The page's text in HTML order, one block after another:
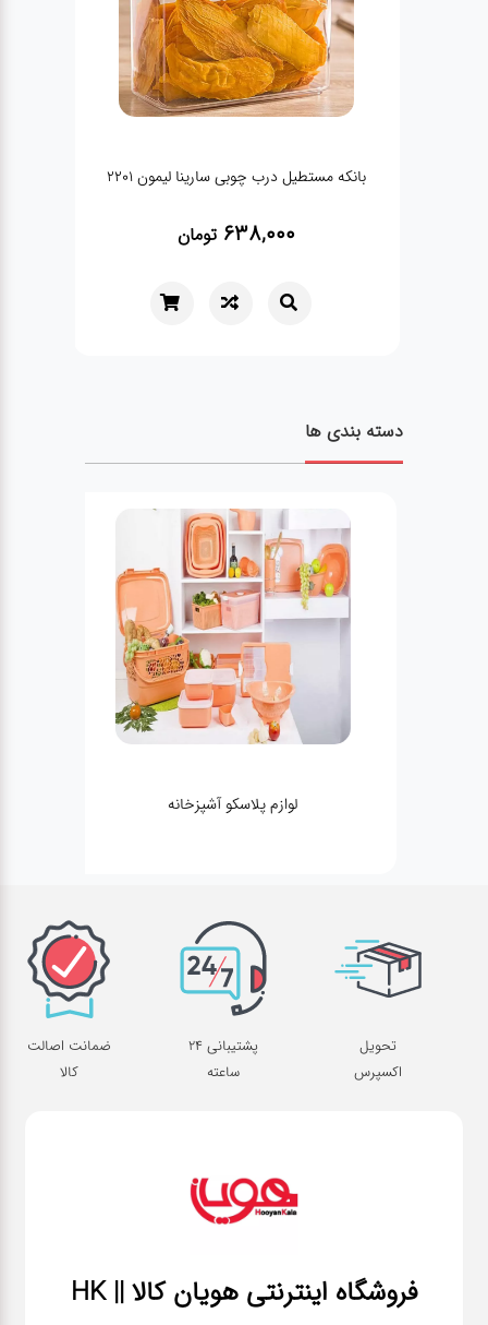
بانکه مستطیل درب چوبی سارینا لیمون 2201
638,000 تومان
دسته بندی ها
لوازم پلاسکو آشپزخانه
تحویل
اکسپرس
پشتیبانی 24
ساعته
ضمانت اصالت
کالا
فروشگاه اینترنتی هویان کالا || HK